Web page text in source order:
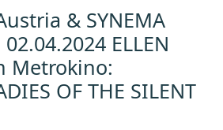
–
Virtuoses
Kinohandwerk
Buch)
+
& SYNEMA
ELLEN
Metrokino:
OF THE SILENT